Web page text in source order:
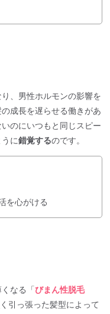
、男性ホルモンの影響を
成長を遅らせる働きがあ
のにいつもと同じスピー
うに錯覚するのです。
を心がける
なる「びまん性脱毛
引っ張った髪型によって